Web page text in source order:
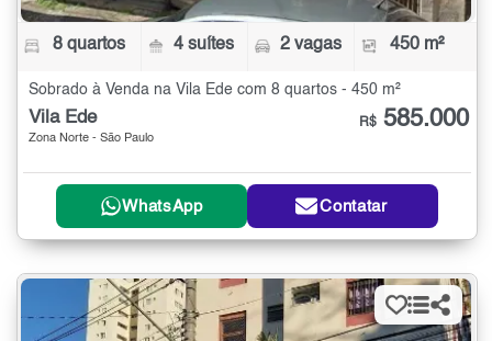
8 quartos 4 suítes 2 vagas 450 m²
Sobrado à Venda na Vila Ede com 8 quartos - 450 m²
Vila Ede
Zona Norte - São Paulo
R$ 585.000
WhatsApp Contatar